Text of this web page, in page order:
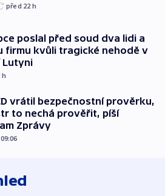
před 22 h
poslal před soud dva lidi a
firmu kvůli tragické nehodě v
Lutyni
h
vrátil bezpečnostní prověrku,
to nechá prověřit, píší
Zprávy